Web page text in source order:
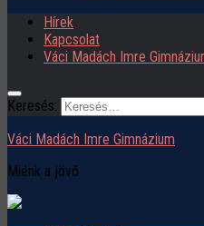
Hírek
Kapcsolat
Váci Madách Imre
Keresés:
Váci Madách Imre Gimnázium
Miénk a jövő